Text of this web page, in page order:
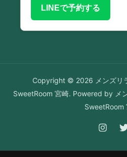
LINEで予約する
Copyright © 2026 メンズリ
SweetRoom 宮崎. Powered by メ
SweetRoom